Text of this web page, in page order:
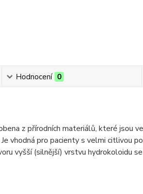
Hodnocení 0
z přírodních materiálů, které jsou
vhodná pro pacienty s velmi citlivou
vyšší (silnější) vrstvu hydrokoloidu